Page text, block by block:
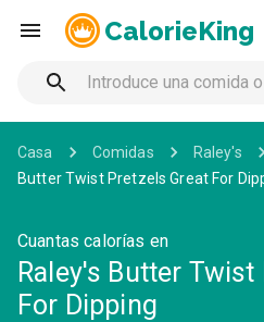
CalorieKing
Casa Comidas Raley's
Butter Twist Pretzels Great For
Cuantas calorías en
Raley's Butter
For Dipping